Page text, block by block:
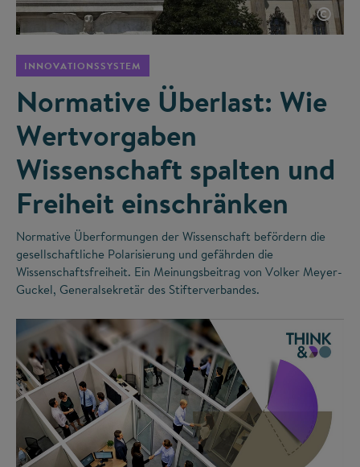
©
INNOVATIONSSYSTEM
Normative Überlast: Wie
Wertvorgaben
Wissenschaft spalten und
Freiheit einschränken
Normative Überformungen der Wissenschaft befördern die
gesellschaftliche Polarisierung und gefährden die
Wissenschaftsfreiheit. Ein Meinungsbeitrag von Volker Meyer-
Guckel, Generalsekretär des Stifterverbandes.